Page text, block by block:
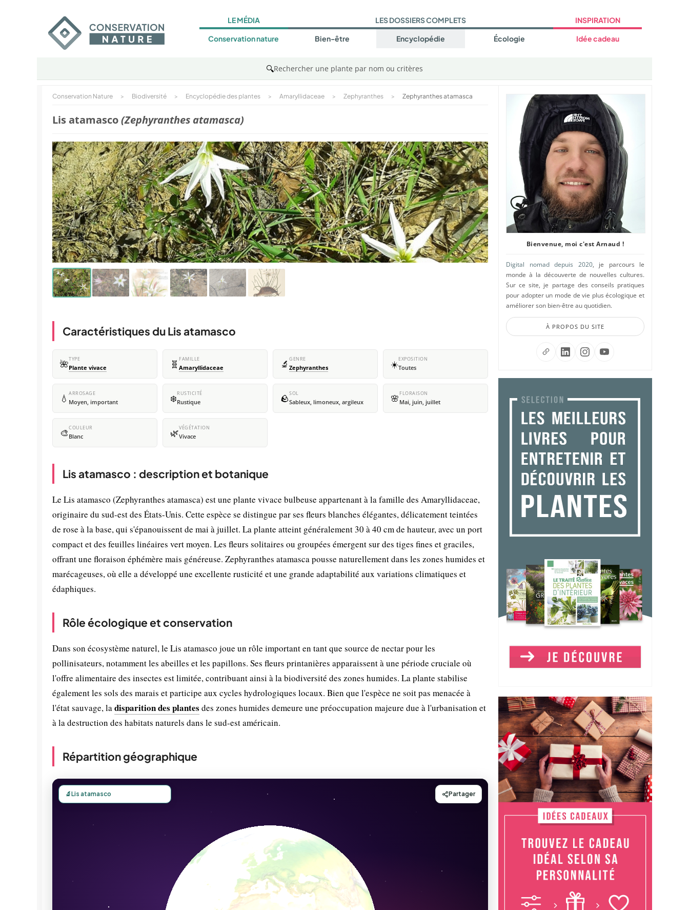
LE MÉDIA
Conservation nature
LES DOSSIERS COMPLETS
Bien-être Encyclopédie Écologie
INSPIRATION
Idée cadeau
🔍Rechercher une plante par nom ou critères
Conservation Nature > Biodiversité > Encyclopédie des plantes > Amaryllidaceae > Zephyranthes > Zephyranthes atamasca
Lis atamasco(Zephyranthes atamasca)
Caractéristiques du Lis atamasco
🌺TYPE
Plante vivace 🧬 FAMILLE
Amaryllidaceae 🔬 GENRE
Zephyranthes ☀️EXPOSITION
Toutes
💧 ARROSAGE
Moyen, important ❄️RUSTICITÉ
Rustique 🪨SOL
Sableux, limoneux, argileux 🌸 FLORAISON
Mai, juin, juillet
🎨COULEUR
Blanc 🌿VÉGÉTATION
Vivace
Lis atamasco : description et botanique
Le Lis atamasco (Zephyranthes atamasca) est une plante vivace bulbeuse appartenant à la famille des Amaryllidaceae,
originaire du sud-est des États-Unis. Cette espèce se distingue par ses fleurs blanches élégantes, délicatement teintées
de rose à la base, qui s'épanouissent de mai à juillet. La plante atteint généralement 30 à 40 cm de hauteur, avec un port
compact et des feuilles linéaires vert moyen. Les fleurs solitaires ou groupées émergent sur des tiges fines et graciles,
offrant une floraison éphémère mais généreuse. Zephyranthes atamasca pousse naturellement dans les zones humides et
marécageuses, où elle a développé une excellente rusticité et une grande adaptabilité aux variations climatiques et
édaphiques.
Rôle écologique et conservation
Dans son écosystème naturel, le Lis atamasco joue un rôle important en tant que source de nectar pour les
pollinisateurs, notamment les abeilles et les papillons. Ses fleurs printanières apparaissent à une période cruciale où
l'offre alimentaire des insectes est limitée, contribuant ainsi à la biodiversité des zones humides. La plante stabilise
également les sols des marais et participe aux cycles hydrologiques locaux. Bien que l'espèce ne soit pas menacée à
l'état sauvage, ladisparition des plantes des zones humides demeure une préoccupation majeure due à l'urbanisation et
à la destruction des habitats naturels dans le sud-est américain.
Répartition géographique
Bienvenue, moi c'est Arnaud !
Digital nomad depuis 2020, je parcours le
monde à la découverte de nouvelles cultures.
Sur ce site, je partage des conseils pratiques
pour adopter un mode de vie plus écologique et
améliorer son bien-être au quotidien.
À PROPOS DU SITE